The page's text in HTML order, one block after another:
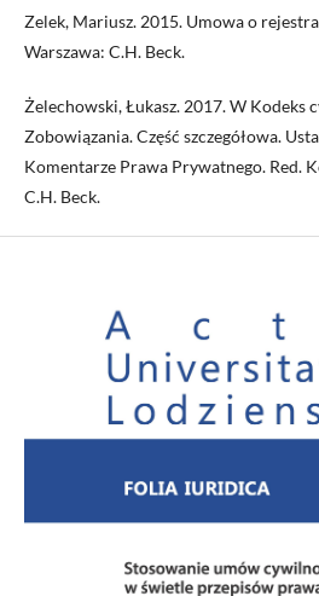
Zelek, Mariusz. 2015. Umowa o
Warszawa: C.H. Beck.
Żelechowski, Łukasz. 2017. W Kodeks
Zobowiązania. Część szczegółowa.
Komentarze Prawa Prywatnego. Red.
C.H. Beck.